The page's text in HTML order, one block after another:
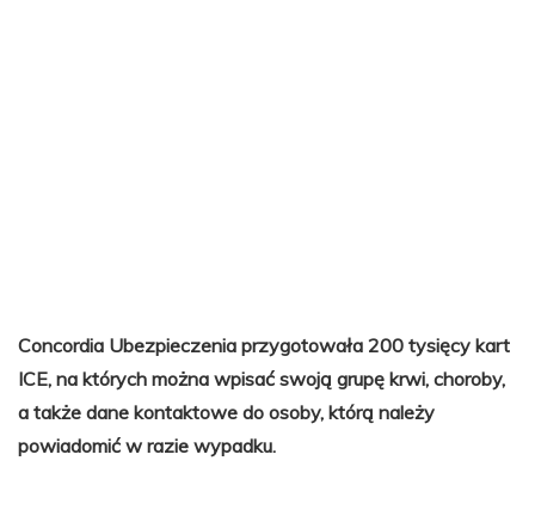
Concordia Ubezpieczenia przygotowała 200 tysięcy kart
ICE, na których można wpisać swoją grupę krwi, choroby,
a także dane kontaktowe do osoby, którą należy
powiadomić w razie wypadku.